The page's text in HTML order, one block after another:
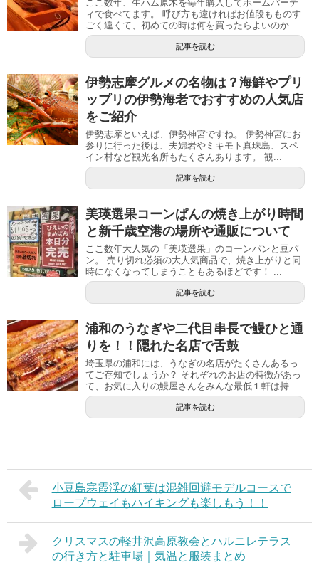
ここ数年、生ハム原木を毎年購入してホームパーテ
ィで食べてます。 呼び方も違ければお値段もものす
ごく違くて、初めての時は何を買ったらよいのか...
記事を読む
伊勢志摩グルメの名物は？海鮮やプリ
ップリの伊勢海老でおすすめの人気店
をご紹介
伊勢志摩といえば、伊勢神宮ですね。 伊勢神宮にお
参りに行った後は、夫婦岩やミキモト真珠島、スペ
イン村など観光名所もたくさんあります。 観...
記事を読む
美瑛選果コーンぱんの焼き上がり時間
と新千歳空港の場所や通販について
ここ数年大人気の「美瑛選果」のコーンパンと豆パ
ン。 売り切れ必須の大人気商品で、焼き上がりと同
時になくなってしまうこともあるほどです！ ...
記事を読む
浦和のうなぎや二代目串長で鰻ひと通
りを！！隠れた名店で舌鼓
埼玉県の浦和には、うなぎの名店がたくさんあるっ
てご存知でしょうか？ それぞれのお店の特徴があっ
て、お気に入りの鰻屋さんをみんな最低１軒は持...
記事を読む
小豆島寒霞渓の紅葉は混雑回避モデルコースで
ロープウェイもハイキングも楽しもう！！
クリスマスの軽井沢高原教会とハルニレテラス
の行き方と駐車場｜気温と服装まとめ